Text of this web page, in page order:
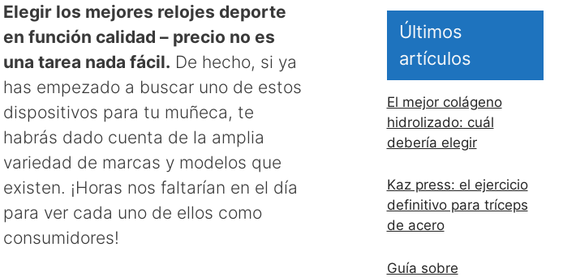
Elegir los mejores relojes deporte
en función calidad – precio no es
una tarea nada fácil. De hecho, si ya
has empezado a buscar uno de estos
dispositivos para tu muñeca, te
habrás dado cuenta de la amplia
variedad de marcas y modelos que
existen. ¡Horas nos faltarían en el día
para ver cada uno de ellos como
consumidores!
Últimos
artículos
El mejor colágeno
hidrolizado: cuál
debería elegir
Kaz press: el ejercicio
definitivo para tríceps
de acero
Guía sobre